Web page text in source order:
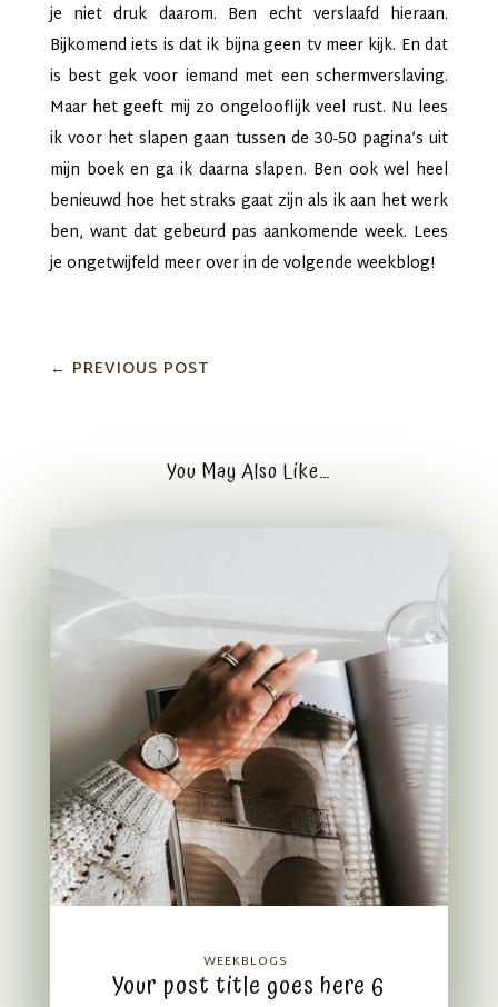
je niet druk daarom. Ben echt verslaafd hieraan.
Bijkomend iets is dat ik bijna geen tv meer kijk. En dat
is best gek voor iemand met een schermverslaving.
Maar het geeft mij zo ongelooflijk veel rust. Nu lees
ik voor het slapen gaan tussen de 30-50 pagina’s uit
mijn boek en ga ik daarna slapen. Ben ook wel heel
benieuwd hoe het straks gaat zijn als ik aan het werk
ben, want dat gebeurd pas aankomende week. Lees
je ongetwijfeld meer over in de volgende weekblog!
← PREVIOUS POST
You May Also Like…
WEEKBLOGS
Your post title goes here 6